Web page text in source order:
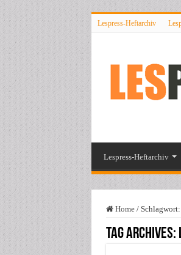
Lespress-Heftarchiv
Lespress-Heftarchiv
Home / Schlagwort:
Tag Archives: